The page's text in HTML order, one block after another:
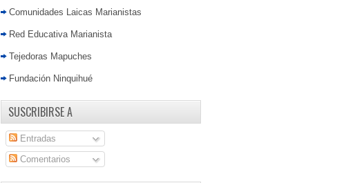
Comunidades Laicas Marianistas
Red Educativa Marianista
Tejedoras Mapuches
Fundación Ninquihué
SUSCRIBIRSE A
Entradas
Comentarios